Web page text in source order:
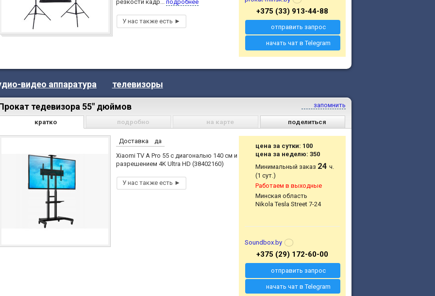
резкости кадр... подробнее
+375 (33) 913-44-88
отправить запрос
начать чат в Telegram
видео аппаратура телевизоры
запомнить
тедевизора 55" дюймов
кратко подробно на карте поделиться
Доставка
да
Xiaomi TV A Pro 55 с диагональю 140 см и
разрешением 4K Ultra HD (38402160)
цена за сутки: 100
цена за неделю: 350
Минимальный заказ 24ч.
(1 сут.)
Работаем в выходные
Минская область
Nikola Tesla Street 7-24
Soundbox.by
+375 (29) 172-60-00
отправить запрос
начать чат в Telegram